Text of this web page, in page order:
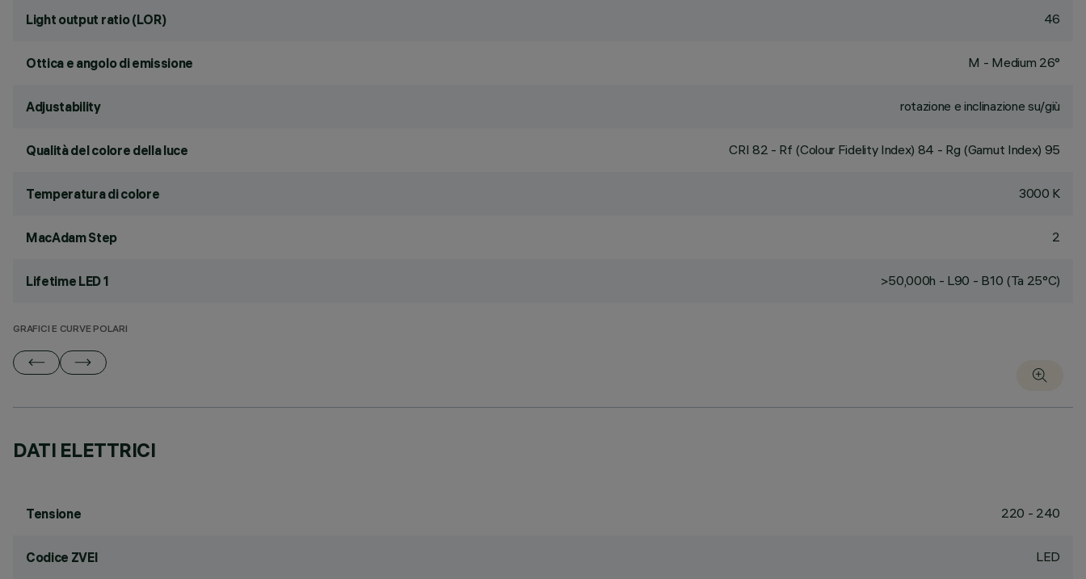
Light output ratio (LOR) 46
Ottica e angolo di emissione M - Medium 26°
Adjustability rotazione e inclinazione su/giù
Qualità del colore della luce CRI 82 - Rf (Colour Fidelity Index) 84 - Rg (Gamut Index) 95
Temperatura di colore 3000 K
MacAdam Step 2
Lifetime LED 1 >50,000h - L90 - B10 (Ta 25°C)
GRAFICI E CURVE POLARI
DATI ELETTRICI
Tensione 220 - 240
Codice ZVEI LED